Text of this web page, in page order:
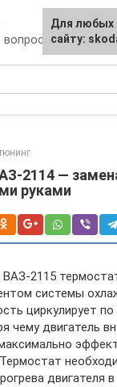
и ответы
2114 —
руками
2115
системы
циркулирует
чему двигатель
двигателя
Для любых
сайту: